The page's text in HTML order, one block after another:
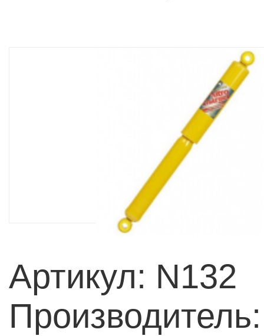
Артикул: N132